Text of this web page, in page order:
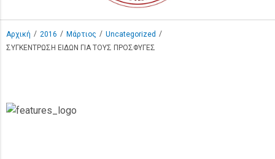
Αρχική / 2016 / Μάρτιος / Uncategorized /
ΣΥΓΚΕΝΤΡΩΣΗ ΕΙΔΩΝ ΓΙΑ ΤΟΥΣ ΠΡΟΣΦΥΓΕΣ